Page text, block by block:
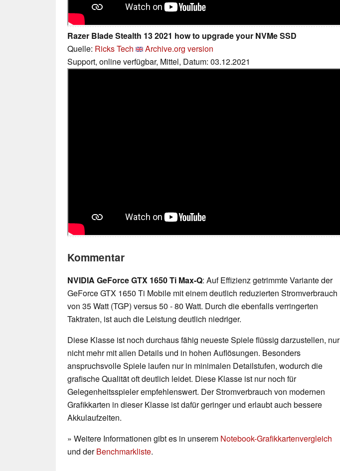
Razer Blade Stealth 13 2021 how to upgrade your NVMe SSD
Quelle: Ricks Tech
Archive.org version
Support, online verfügbar, Mittel, Datum: 03.12.2021
Kommentar
NVIDIA GeForce GTX 1650 Ti Max-Q: Auf Effizienz getrimmte Variante der
GeForce GTX 1650 Ti Mobile mit einem deutlich reduzierten Stromverbrauch
von 35 Watt (TGP) versus 50 - 80 Watt. Durch die ebenfalls verringerten
Taktraten, ist auch die Leistung deutlich niedriger.
Diese Klasse ist noch durchaus fähig neueste Spiele flüssig darzustellen, nur
nicht mehr mit allen Details und in hohen Auflösungen. Besonders
anspruchsvolle Spiele laufen nur in minimalen Detailstufen, wodurch die
grafische Qualität oft deutlich leidet. Diese Klasse ist nur noch für
Gelegenheitsspieler empfehlenswert. Der Stromverbrauch von modernen
Grafikkarten in dieser Klasse ist dafür geringer und erlaubt auch bessere
Akkulaufzeiten.
» Weitere Informationen gibt es in unserem Notebook-Grafikkartenvergleich
und derBenchmarkliste.